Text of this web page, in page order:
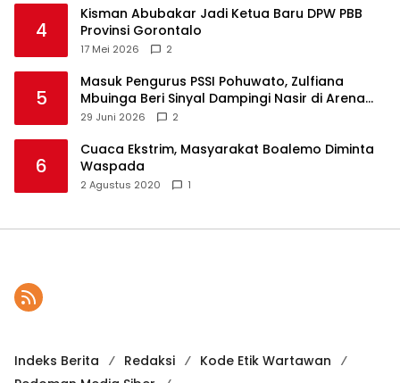
4
Kisman Abubakar Jadi Ketua Baru DPW PBB
Provinsi Gorontalo
17 Mei 2026 2
5
Masuk Pengurus PSSI Pohuwato, Zulfiana
Mbuinga Beri Sinyal Dampingi Nasir di Arena
Politik ?
29 Juni 2026 2
6
Cuaca Ekstrim, Masyarakat Boalemo Diminta
Waspada
2 Agustus 2020 1
Indeks Berita Redaksi
Kode Etik Wartawan